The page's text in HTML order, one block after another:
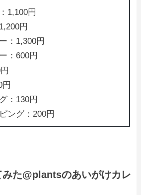
1,100円
円
：1,300円
：600円
：130円
ング：200円
た@plantsのあいがけカレ